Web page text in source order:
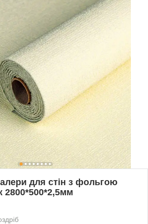
для стін з фольгою